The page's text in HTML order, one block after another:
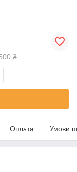
₴
Оплата Умови